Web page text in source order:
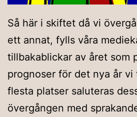
Så här i skiftet då vi
ett annat, fylls våra
tillbakablickar av året som
prognoser för det nya år vi
flesta platser saluteras
övergången med